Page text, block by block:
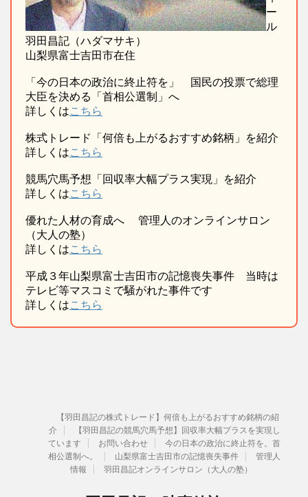
ー
ル
羽田昌記（ハダマサキ）
山梨県富士吉田市在住
「今の日本の政治に終止符を」 国民の投票で総理
大臣を決める「首相公選制」へ
詳しくはこちら
株式トレード「何倍も上がるおすすめ銘柄」を紹介
詳しくはこちら
競馬穴馬予想「回収率大幅プラス実現」を紹介
詳しくはこちら
優れた人材の育成へ 管理人のオンラインサロン
（大人の塾）
詳しくはこちら
平成３年山梨県富士吉田市の記憶喪失事件 当時は
テレビ等マスコミで騒がれた事件です
詳しくはこちら
【羽田昌記の株式トレード】何倍も上がるおすすめ銘柄の紹
介
【羽田昌記の競馬穴馬予想】回収率大幅プラスを実現し
ています
お問い合わせ
今の日本の政治に終止符を。首
相公選制へ。
山梨県富士吉田市の記憶喪失事件
管理人
情報
羽田昌記オンラインサロン（大人の塾）